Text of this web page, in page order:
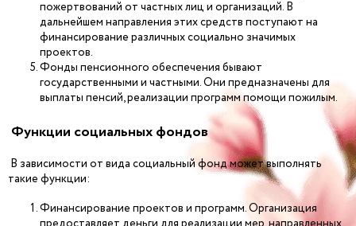
пожертвований от частных лиц и организаций. В
дальнейшем направления этих средств поступают на
финансирование различных социально значимых
проектов.
Фонды пенсионного обеспечения бывают
государственными и частными. Они предназначены для
выплаты пенсий, реализации программ помощи пожилым.
Функции социальных фондов
В зависимости от вида социальный фонд может выполнять
такие функции:
Финансирование проектов и программ. Организация